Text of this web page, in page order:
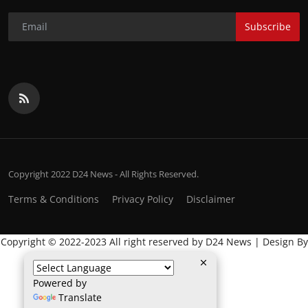
Powered by
Translate
Subscribe
Copyright 2022 D24 News - All Rights Reserved.
Terms & Conditions Privacy Policy Disclaimer
Copyright © 2022-2023 All right reserved by D24 News | Design By